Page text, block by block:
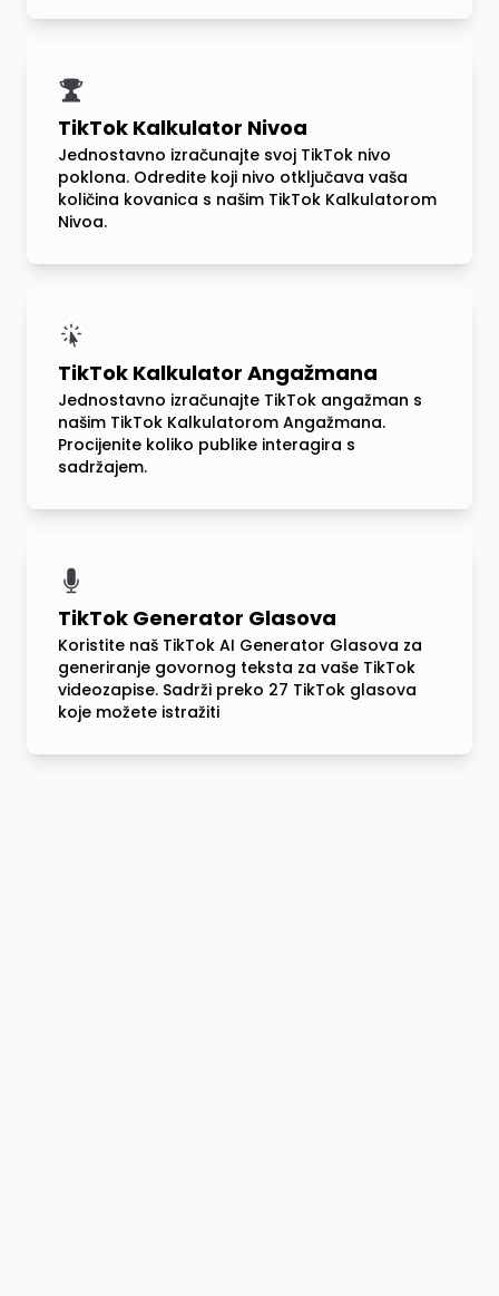
TikTok Kalkulator Nivoa
Jednostavno izračunajte svoj TikTok nivo
poklona. Odredite koji nivo otključava vaša
količina kovanica s našim TikTok Kalkulatorom
Nivoa.
TikTok Kalkulator Angažmana
Jednostavno izračunajte TikTok angažman s
našim TikTok Kalkulatorom Angažmana.
Procijenite koliko publike interagira s
sadržajem.
TikTok Generator Glasova
Koristite naš TikTok AI Generator Glasova za
generiranje govornog teksta za vaše TikTok
videozapise. Sadrži preko 27 TikTok glasova
koje možete istražiti